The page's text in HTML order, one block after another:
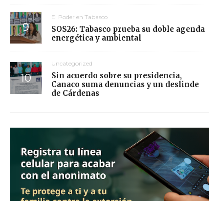
El Poder en Tabasco
SOS26: Tabasco prueba su doble agenda
energética y ambiental
Uncategorized
Sin acuerdo sobre su presidencia,
Canaco suma denuncias y un deslinde
de Cárdenas